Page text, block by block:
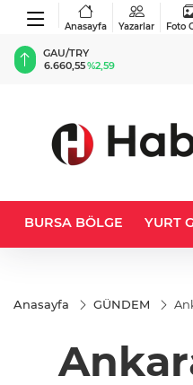
Anasayfa Yazarlar Foto
BIST 100
13.779,39%-0,14
BURSA BÖLGE YURT
Anasayfa GÜNDEM